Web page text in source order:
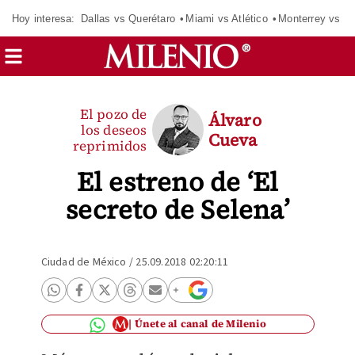
Hoy interesa: Dallas vs Querétaro Miami vs Atlético Monterrey vs
El estreno de ‘El
secreto de Selena’
El pozo de
los deseos
reprimidos
Álvaro
Cueva
Ciudad de México / 25.09.2018 02:20:11
Únete al canal de Milenio